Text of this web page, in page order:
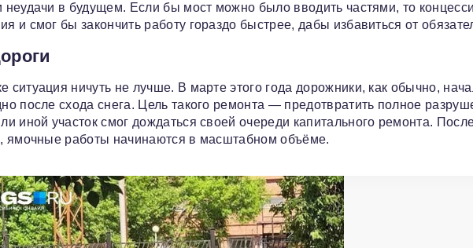
неудачи в будущем. Если бы мост можно было вводить частями, то
и смог бы закончить работу гораздо быстрее, дабы избавиться от
ситуация ничуть не лучше. В марте этого года дорожники, как обычно,
после схода снега. Цель такого ремонта — предотвратить полное
иной участок смог дождаться своей очереди капитального ремонта.
ямочные работы начинаются в масштабном объёме.